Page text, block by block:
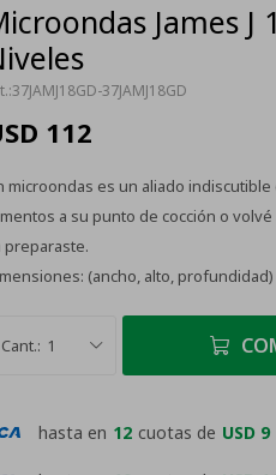
James J
37JAMJ18GD-37JAMJ18GD
112
microondas es un aliado
a su punto de cocción o
preparaste.
(ancho, alto, profundidad)
1
hasta en 12 cuotas de USD 9